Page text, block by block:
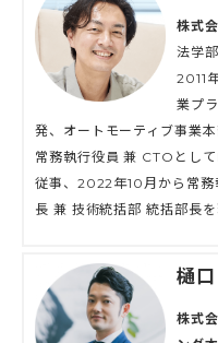
株式
法学
2011
業プ
発、オートモーティブ事業
常務執行役員 兼 CTOとし
従事、2022年10月から常務
長 兼 技術統括部 統括部長を
樋
株式